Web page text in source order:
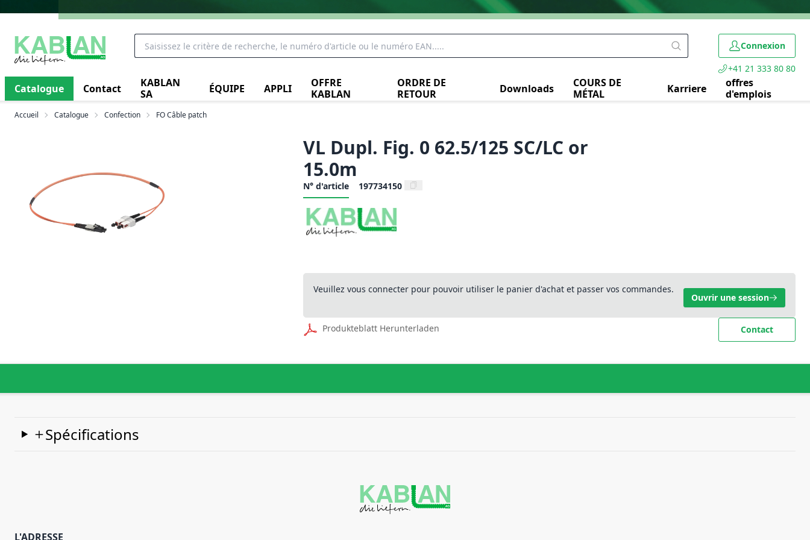
Connexion
+41 21 333 80 80
Catalogue Contact
KABLAN
SA
ÉQUIPE APPLI
OFFRE
KABLAN
ORDRE DE
RETOUR
Downloads
COURS DE
MÉTAL
Karriere
offres
d'emplois
Accueil Catalogue Confection FO Câble patch
VL Dupl. Fig. 0 62.5/125 SC/LC or
15.0m
N° d'article 197734150
Veuillez vous connecter pour pouvoir utiliser le panier d'achat et passer vos commandes.
Ouvrir une session
Produkteblatt Herunterladen Contact
Spécifications
L'ADRESSE